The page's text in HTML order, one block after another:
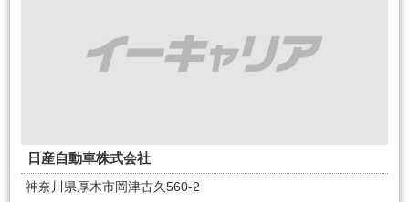
日産自動車株式会社
神奈川県厚木市岡津古久560-2